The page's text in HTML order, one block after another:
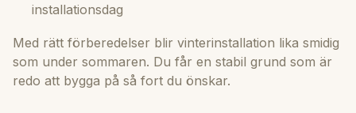
installationsdag
Med rätt förberedelser blir vinterinstallation lika smidig
som under sommaren. Du får en stabil grund som är
redo att bygga på så fort du önskar.